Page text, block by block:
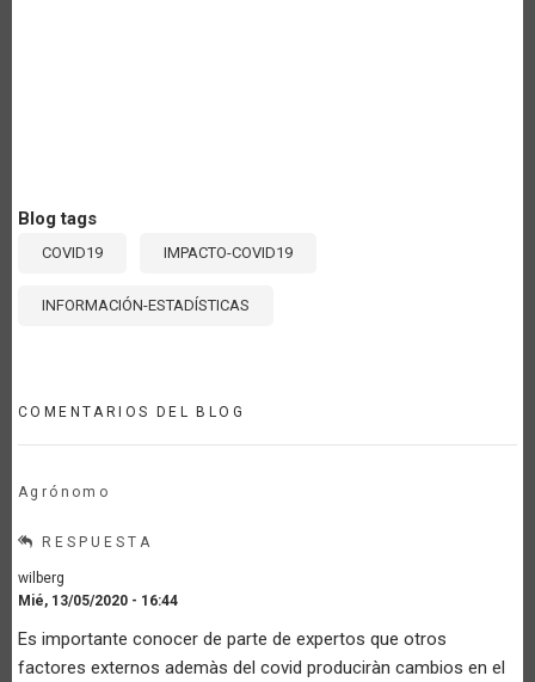
Blog tags
COVID19 IMPACTO-COVID19
INFORMACIÓN-ESTADÍSTICAS
COMENTARIOS DEL BLOG
Agrónomo
RESPUESTA
wilberg
Mié, 13/05/2020 - 16:44
Es importante conocer de parte de expertos que otros
factores externos ademàs del covid produciràn cambios en el